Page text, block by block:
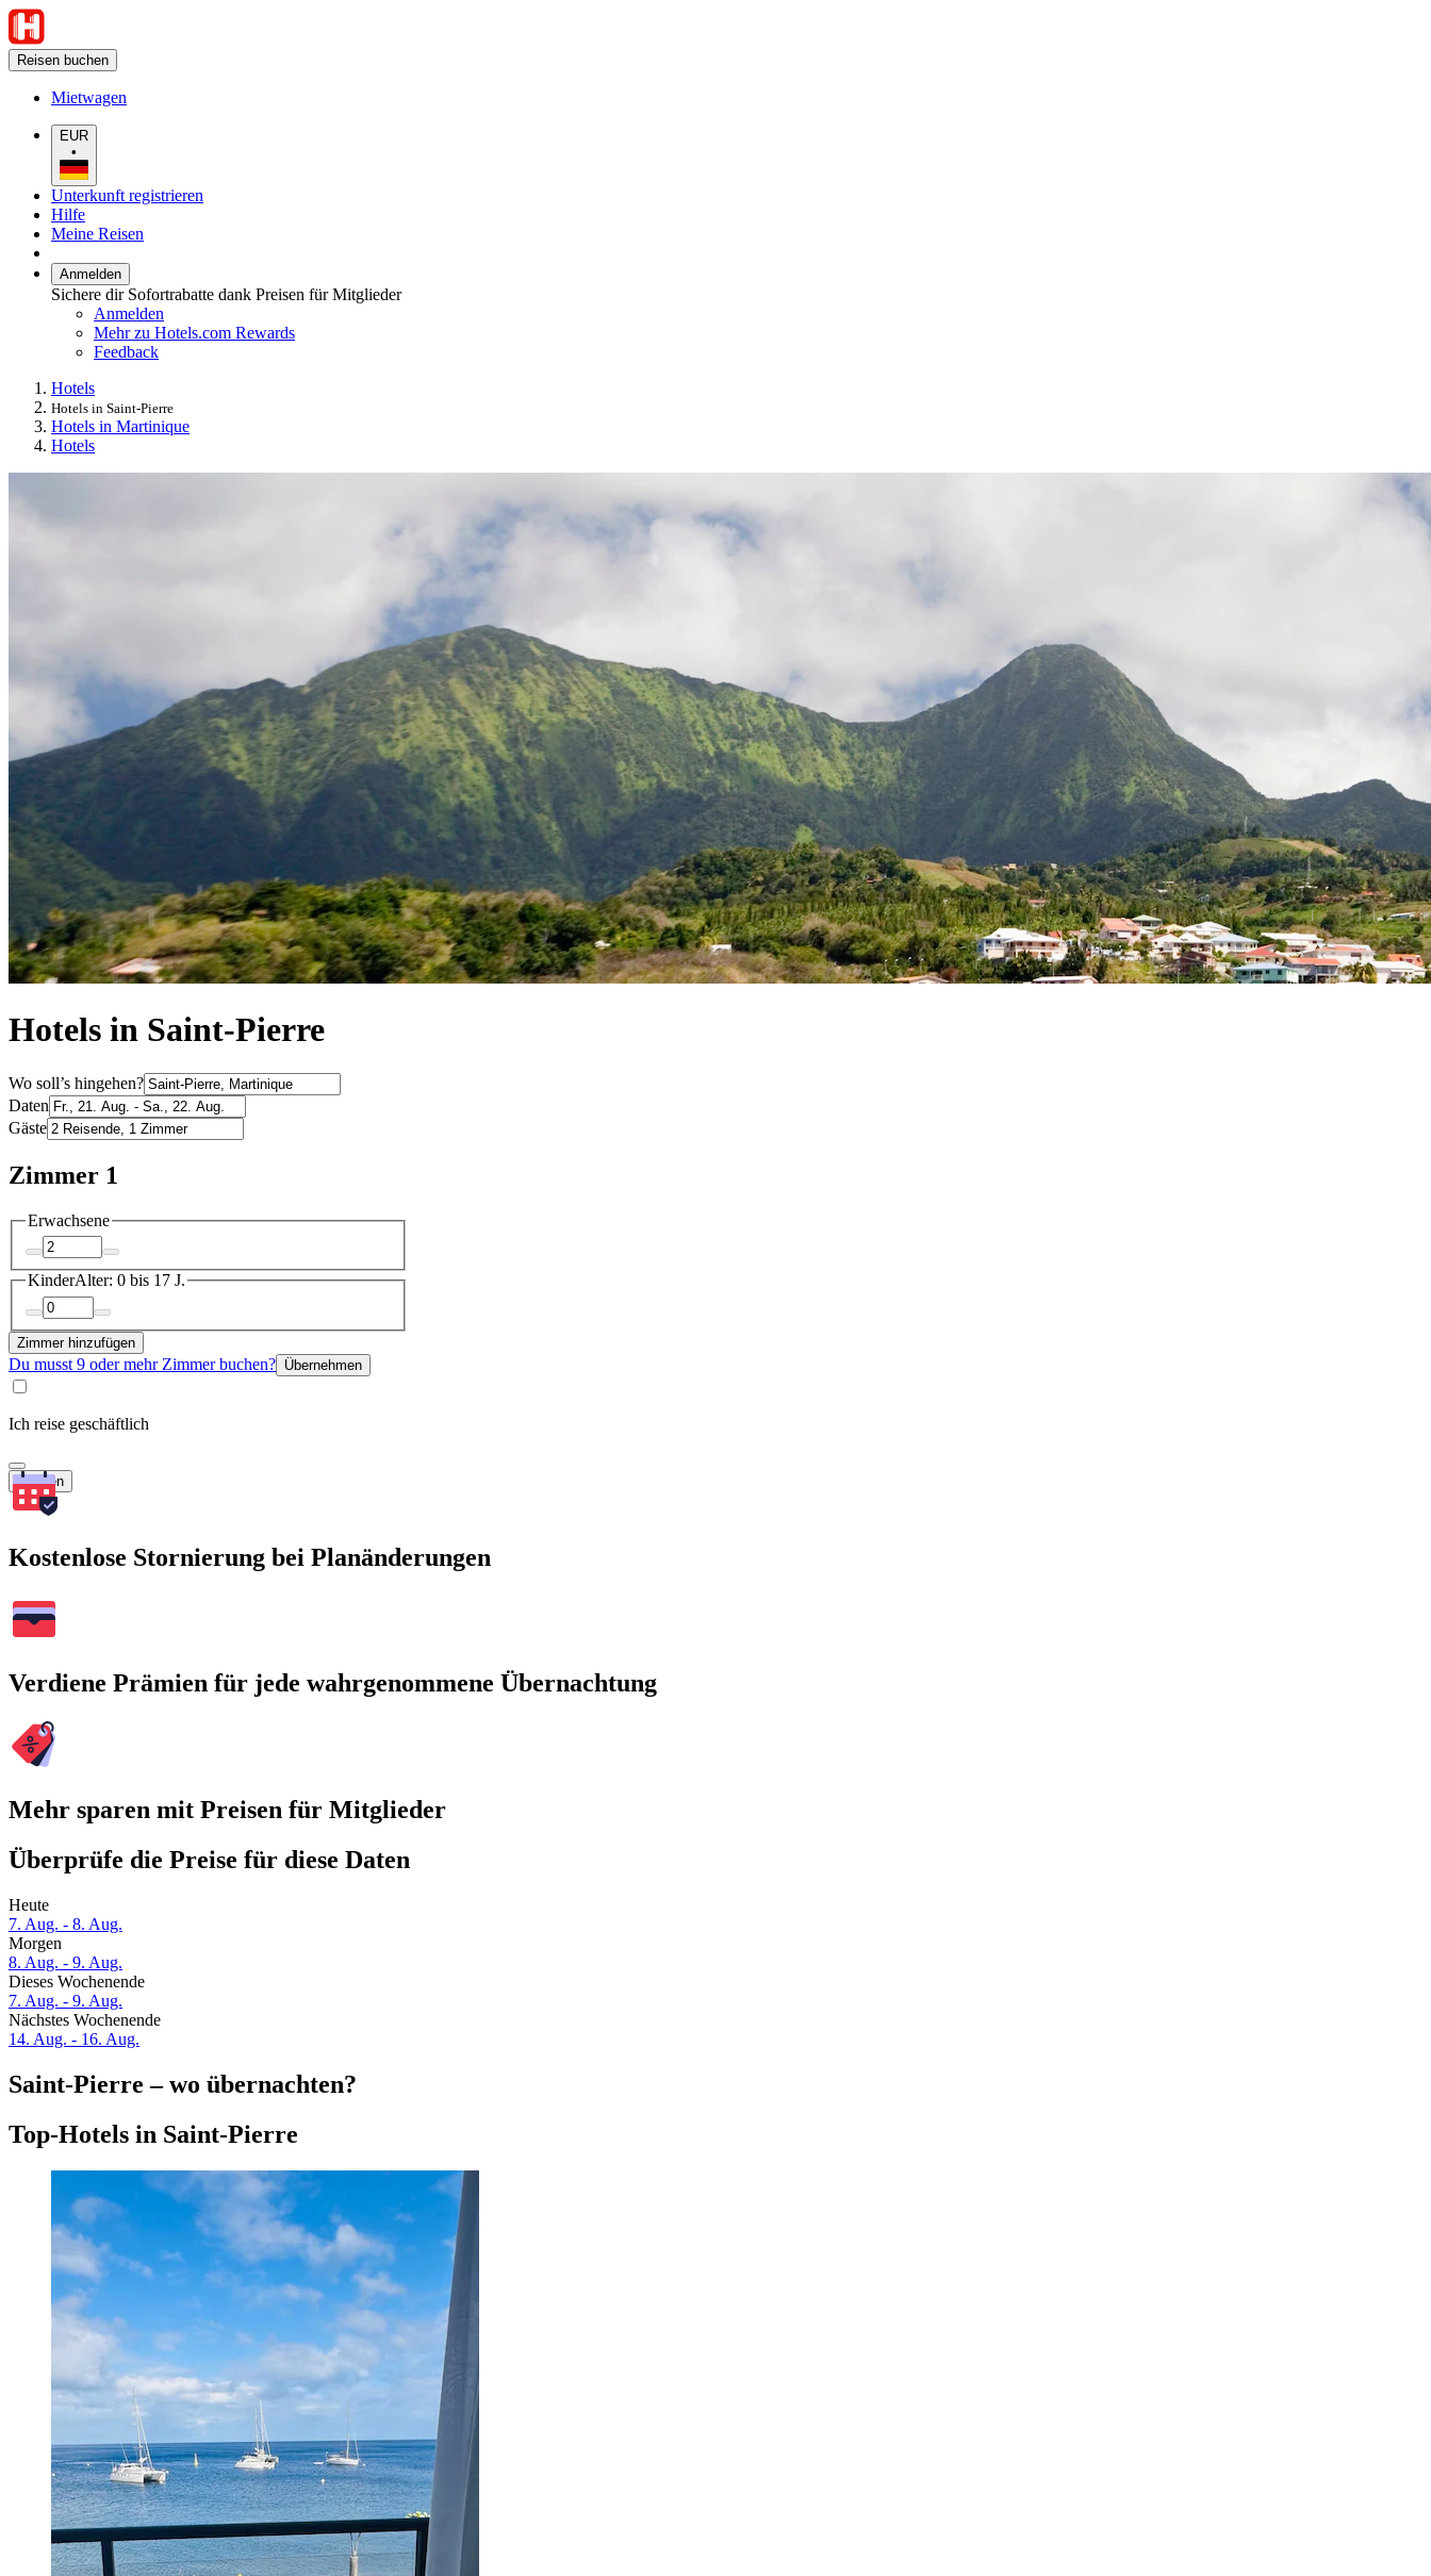
Reisen buchen
Mietwagen
EUR
•
Unterkunft registrieren
Hilfe
Meine Reisen
Anmelden
Sichere dir Sofortrabatte dank Preisen für Mitglieder
Anmelden
Mehr zu Hotels.com Rewards
Feedback
Hotels
Hotels in Saint-Pierre
Hotels in Martinique
Hotels
Hotels in Saint-Pierre
Wo soll’s hingehen?
Daten
Gäste
Zimmer 1
Erwachsene
KinderAlter: 0 bis 17 J.
Zimmer hinzufügen
Du musst 9 oder mehr Zimmer buchen? Übernehmen
Ich reise geschäftlich
Suchen
Kostenlose Stornierung bei Planänderungen
Verdiene Prämien für jede wahrgenommene Übernachtung
Mehr sparen mit Preisen für Mitglieder
Überprüfe die Preise für diese Daten
Heute
7. Aug. - 8. Aug.
Morgen
8. Aug. - 9. Aug.
Dieses Wochenende
7. Aug. - 9. Aug.
Nächstes Wochenende
14. Aug. - 16. Aug.
Saint-Pierre – wo übernachten?
Top-Hotels in Saint-Pierre